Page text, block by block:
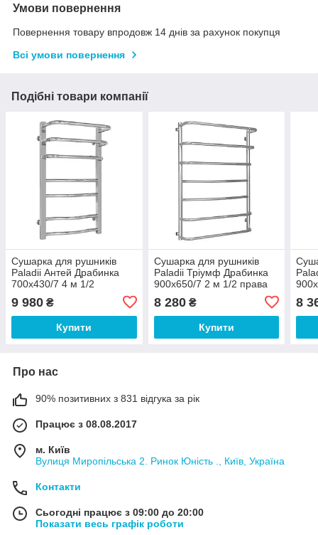
Умови повернення
Повернення товару впродовж 14 днів за рахунок покупця
Всі умови повернення
Подібні товари компанії
Сушарка для рушників
Paladii Антей Драбинка
700х430/7 4 м 1/2
9 980 ₴
Купити
Сушарка для рушників
Paladii Тріумф Драбинка
900х650/7 2 м 1/2 права
8 280₴
Купити
8
Про нас
90% позитивних з 831 відгука за рік
Працює з 08.08.2017
м. Київ
Вулиця Миропільська 2. Ринок Юність ., Київ, Україна
Контакти
Сьогодні працює з 09:00 до 20:00
Показати весь графік роботи